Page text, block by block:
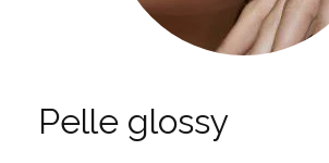
Pelle glossy